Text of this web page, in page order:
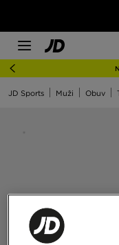
JD Sports Muži Obuv